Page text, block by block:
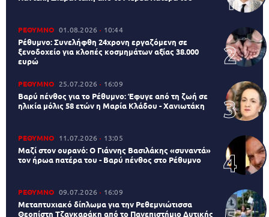
ΡΕΘΥΜΝΟ 01.08.2026 10:44
Ρέθυμνο: Συνελήφθη 24χρονη εργαζόμενη σε
ξενοδοχείο για κλοπές κοσμημάτων αξίας 38.000
ευρώ
ΡΕΘΥΜΝΟ 25.07.2026 16:09
Βαρύ πένθος για το Ρέθυμνο: Έφυγε από τη ζωή σε
ηλικία μόλις 58 ετών η Μαρία Κλάδου - Χανιωτάκη
ΡΕΘΥΜΝΟ 11.07.2026 13:05
Μαζί στον ουρανό: Ο Γιάννης Βασιλάκης «συναντά»
τον ήρωα πατέρα του - Βαρύ πένθος στο Ρέθυμνο
ΡΕΘΥΜΝΟ 09.07.2026 16:09
Μεταπτυχιακό δίπλωμα για την Ρεθεμνιώτισσα
Θεοπίστη Τζαγκαράκη από το Πανεπιστήμιο Δυτικής